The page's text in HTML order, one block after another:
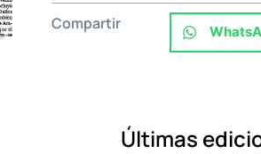
Compartir
Últimas